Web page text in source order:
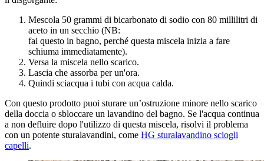
Mescola 50 grammi di bicarbonato di sodio con 80 millilitri di
aceto in un secchio (NB:
fai questo in bagno, perché questa miscela inizia a fare
schiuma immediatamente).
Versa la miscela nello scarico.
Lascia che assorba per un'ora.
Quindi sciacqua i tubi con acqua calda.
Con questo prodotto puoi sturare un’ostruzione minore nello scarico
della doccia o sbloccare un lavandino del bagno. Se l'acqua continua
a non defluire dopo l'utilizzo di questa miscela, risolvi il problema
con un potente sturalavandini, come HG sturalavandino sciogli
capelli.